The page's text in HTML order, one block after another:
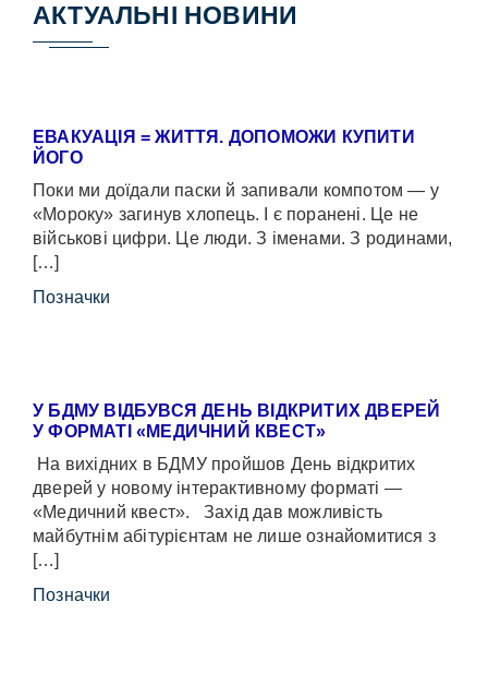
АКТУАЛЬНІ НОВИНИ
ЕВАКУАЦІЯ = ЖИТТЯ. ДОПОМОЖИ КУПИТИ
ЙОГО
Поки ми доїдали паски й запивали компотом — у
«Мороку» загинув хлопець. І є поранені. Це не
військові цифри. Це люди. З іменами. З родинами,
[…]
Позначки
У БДМУ ВІДБУВСЯ ДЕНЬ ВІДКРИТИХ ДВЕРЕЙ
У ФОРМАТІ «МЕДИЧНИЙ КВЕСТ»
На вихідних в БДМУ пройшов День відкритих
дверей у новому інтерактивному форматі —
«Медичний квест». Захід дав можливість
майбутнім абітурієнтам не лише ознайомитися з
[…]
Позначки